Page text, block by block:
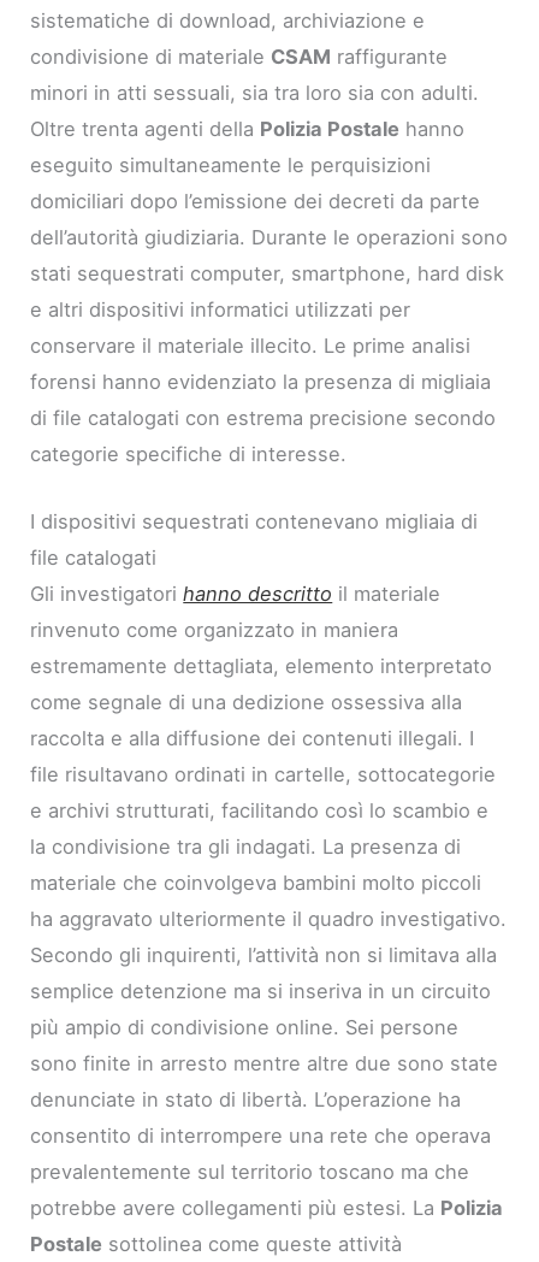
sistematiche di download, archiviazione e
condivisione di materiale CSAM raffigurante
minori in atti sessuali, sia tra loro sia con adulti.
Oltre trenta agenti della Polizia Postale hanno
eseguito simultaneamente le perquisizioni
domiciliari dopo l’emissione dei decreti da parte
dell’autorità giudiziaria. Durante le operazioni sono
stati sequestrati computer, smartphone, hard disk
e altri dispositivi informatici utilizzati per
conservare il materiale illecito. Le prime analisi
forensi hanno evidenziato la presenza di migliaia
di file catalogati con estrema precisione secondo
categorie specifiche di interesse.
I dispositivi sequestrati contenevano migliaia di
file catalogati
Gli investigatorihanno descritto il materiale
rinvenuto come organizzato in maniera
estremamente dettagliata, elemento interpretato
come segnale di una dedizione ossessiva alla
raccolta e alla diffusione dei contenuti illegali. I
file risultavano ordinati in cartelle, sottocategorie
e archivi strutturati, facilitando così lo scambio e
la condivisione tra gli indagati. La presenza di
materiale che coinvolgeva bambini molto piccoli
ha aggravato ulteriormente il quadro investigativo.
Secondo gli inquirenti, l’attività non si limitava alla
semplice detenzione ma si inseriva in un circuito
più ampio di condivisione online. Sei persone
sono finite in arresto mentre altre due sono state
denunciate in stato di libertà. L’operazione ha
consentito di interrompere una rete che operava
prevalentemente sul territorio toscano ma che
potrebbe avere collegamenti più estesi. La Polizia
Postale sottolinea come queste attività